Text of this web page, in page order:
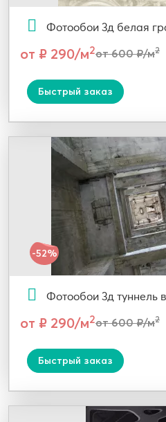
Фотообои 3д белая
от ₽ 290/м2от 600 ₽/м2
Быстрый заказ
-52%
Фотообои 3д туннель
от ₽ 290/м2от 600 ₽/м2
Быстрый заказ